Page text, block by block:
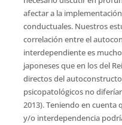
afectar a la
conductuales. Nuestros
correlación entre el
interdependiente es
japoneses que en los del
directos del
psicopatológicos no
2013). Teniendo en cuenta
y/o interdependencia